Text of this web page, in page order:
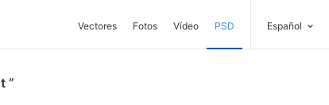
Vectores Fotos Vídeo PSD Español
t